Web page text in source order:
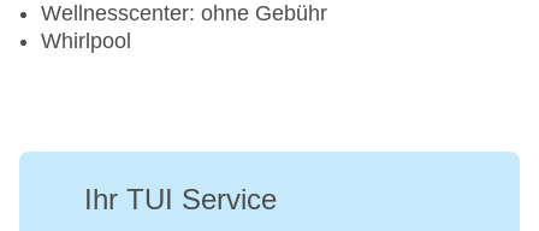
Wellnesscenter: ohne Gebühr
Whirlpool
Ihr TUI Service